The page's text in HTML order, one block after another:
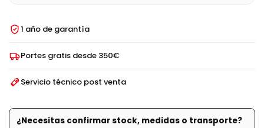
1 año de garantía
Portes gratis desde 350€
Servicio técnico post venta
¿Necesitas confirmar stock, medidas o transporte?